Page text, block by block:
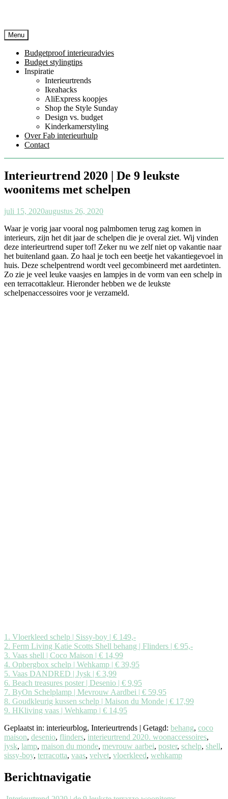
Menu
Budgetproof interieuradvies
Budget stylingtips
Inspiratie
Interieurtrends
Ikeahacks
AliExpress koopjes
Shop the Style Sunday
Design vs. budget
Kinderkamerstyling
Over Fab interieurhulp
Contact
Interieurtrend 2020 | De 9 leukste
woonitems met schelpen
juli 15, 2020augustus 26, 2020
Waar je vorig jaar vooral nog palmbomen terug zag komen in
interieurs, zijn het dit jaar de schelpen die je overal ziet. Wij vinden
deze interieurtrend super tof! Zeker nu we zelf niet op vakantie naar
het buitenland gaan. Zo haal je toch een beetje het vakantiegevoel in
huis. Deze schelpentrend wordt veel gecombineerd met aardetinten.
Zo zie je veel leuke vaasjes en lampjes in de vorm van een schelp in
een terracottakleur. Hieronder hebben we de leukste
schelpenaccessoires voor je verzameld.
1. Vloerkleed schelp | Sissy-boy | € 149,-
2. Ferm Living Katie Scotts Shell behang | Flinders | € 95,-
3. Vaas shell | Coco Maison | € 14,99
4. Opbergbox schelp | Wehkamp | € 39,95
5. Vaas DANDRED | Jysk | € 3,99
6. Beach treasures poster | Desenio | € 9,95
7. ByOn Schelplamp | Mevrouw Aardbei | € 59,95
8. Goudkleurig kussen schelp | Maison du Monde | € 17,99
9. HKliving vaas | Wehkamp | € 14,95
Geplaatst in: interieurblog, Interieurtrends | Getagd: behang, coco
maison, desenio, flinders, interieurtrend 2020. woonaccessoires,
jysk, lamp, maison du monde, mevrouw aarbei, poster, schelp, shell,
sissy-boy, terracotta, vaas, velvet, vloerkleed, wehkamp
Berichtnavigatie